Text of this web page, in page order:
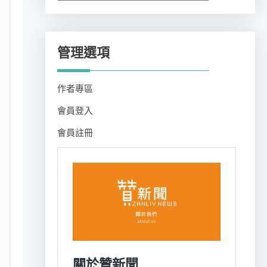
管理選項
作者專區
會員登入
會員註冊